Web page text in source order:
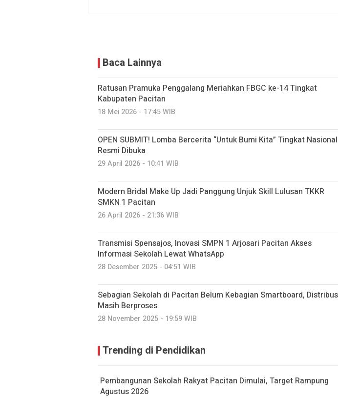
Baca Lainnya
Ratusan Pramuka Penggalang Meriahkan FBGC ke-14 Tingkat
Kabupaten Pacitan
18 Mei 2026 - 17:45 WIB
OPEN SUBMIT! Lomba Bercerita “Untuk Bumi Kita” Tingkat Nasional
Resmi Dibuka
29 April 2026 - 10:41 WIB
Modern Bridal Make Up Jadi Panggung Unjuk Skill Lulusan TKKR
SMKN 1 Pacitan
26 April 2026 - 21:36 WIB
Transmisi Spensajos, Inovasi SMPN 1 Arjosari Pacitan Akses
Informasi Sekolah Lewat WhatsApp
28 Desember 2025 - 04:51 WIB
Sebagian Sekolah di Pacitan Belum Kebagian Smartboard,
Masih Berproses
28 November 2025 - 19:59 WIB
Trending di Pendidikan
Pembangunan Sekolah Rakyat Pacitan Dimulai, Target Rampung
Agustus 2026